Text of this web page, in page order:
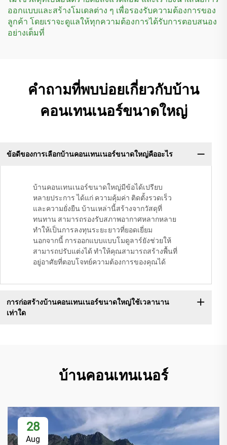
ออกแบบและสร้างโมเดลต่าง ๆ เพื่อรองรับความต้องการของ
ลูกค้า โดยเราจะดูแลให้ทุกความต้องการได้รับการตอบสนอง
อย่างเต็มที่
คำถามที่พบบ่อยเกี่ยวกับบ้าน
คอนเทนเนอร์ขนาดใหญ่
ข้อดีของการเลือกบ้านคอนเทนเนอร์ขนาดใหญ่คืออะไร
บ้านคอนเทนเนอร์ขนาดใหญ่มีข้อได้เปรียบ
หลายประการ ได้แก่ ความคุ้มค่า ติดตั้งรวดเร็ว
และความยั่งยืน บ้านเหล่านี้สร้างจากวัสดุที่
ทนทาน สามารถรองรับสภาพอากาศหลากหลาย
ทำให้เป็นการลงทุนระยะยาวที่ยอดเยี่ยม
นอกจากนี้ การออกแบบแบบโมดูลาร์ยังช่วยให้
สามารถปรับแต่งได้ ทำให้คุณสามารถสร้างพื้นที่
อยู่อาศัยที่ตอบโจทย์ความต้องการของคุณได้
การก่อสร้างบ้านคอนเทนเนอร์ขนาดใหญ่ใช้เวลานาน
เท่าใด
บ้านคอนเทนเนอร์
28
Aug